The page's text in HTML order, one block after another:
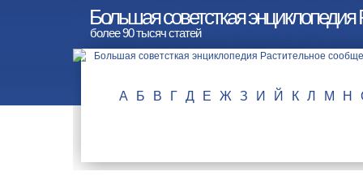
Большая советсткая
более 90 тысяч статей
А Б В Г Д Е Ж З И Й К Л М Н